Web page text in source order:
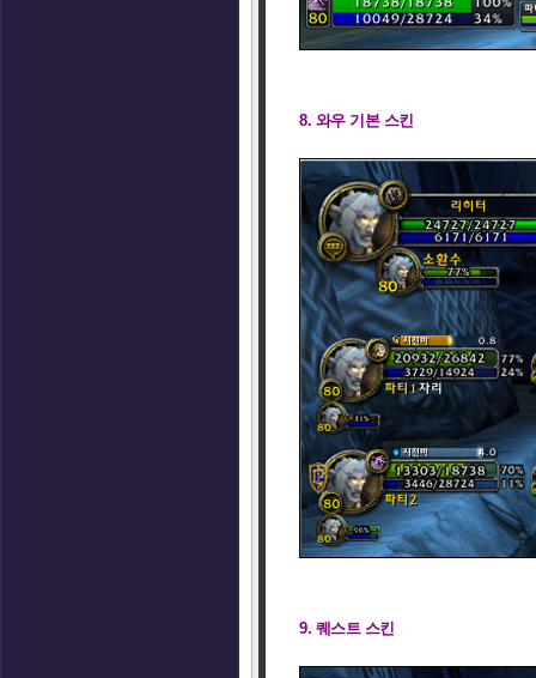
8. 와우 기본 스킨
9. 퀘스트 스킨